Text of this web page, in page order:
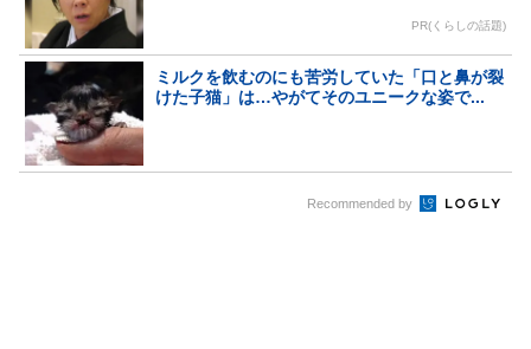
PR(くらしの話題)
ミルクを飲むのにも苦労していた「口と鼻が裂
けた子猫」は…やがてそのユニークな姿で...
Recommended by